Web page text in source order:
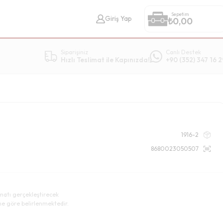
Giriş Yap
Sepetim
₺0,00
Siparişiniz
Hızlı Teslimat ile Kapınızda!
Canlı Destek
+90 (352) 347 16
1916-2
8680023050507
gerçekleştirecek
göre belirlenmektedir.